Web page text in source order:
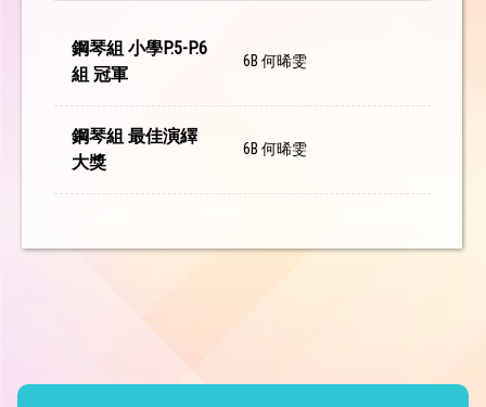
鋼琴組 小學P.5-P.6
組 冠軍
6B 何晞雯
鋼琴組 最佳演繹
大獎
6B 何晞雯